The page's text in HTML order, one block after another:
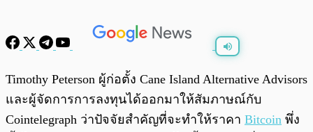
Timothy Peterson ผู้ก่อตั้ง Cane Island Alternative Advisors
และผู้จัดการการลงทุนได้ออกมาให้สัมภาษณ์กับ
Cointelegraph ว่าปัจจัยสำคัญที่จะทำให้ราคา Bitcoin พึ่ง